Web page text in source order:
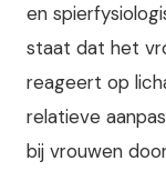
en
staat dat het
reageert op
relatieve
bij vrouwen